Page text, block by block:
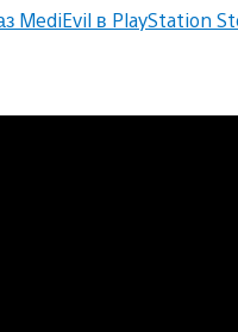
MediEvil в PlayStation